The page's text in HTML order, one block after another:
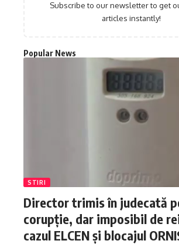
Subscribe to our newsletter to get
articles instantly!
Popular News
STIRI
Director trimis în judecată
corupție, dar imposibil de
cazul ELCEN și blocajul